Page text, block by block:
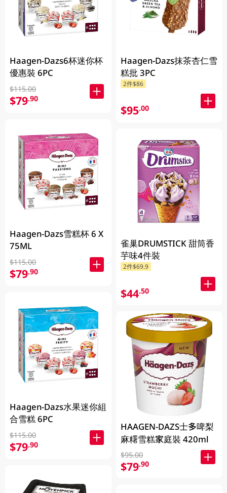
Haagen-Dazs6杯迷你杯
優惠裝 6PC
$115.00
$79.90
Haagen-Dazs雪糕杯 6 X
75ML
$115.00
$79.90
Haagen-Dazs水果迷你組
合雪糕 6PC
$115.00
$79.90
Haagen-Dazs抹茶杏仁雪
糕批 3PC
2件$86
$95.00
雀巢DRUMSTICK 甜筒香
芋味4件裝
2件$69.9
$44.50
HAAGEN-DAZS士多啤梨
麻糬雪糕家庭裝 420ml
$95.00
$79.90